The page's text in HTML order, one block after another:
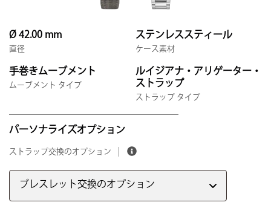
Ø 42.00 mm
直径
ステンレススティール
ケース素材
手巻きムーブメント
ムーブメント タイプ
ルイジアナ・アリゲーター・
ストラップ
ストラップ タイプ
パーソナライズオプション
ストラップ交換のオプション
ブレスレット交換のオプション